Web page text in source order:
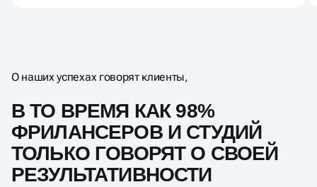
В ТО ВРЕМЯ КАК 98%
ФРИЛАНСЕРОВ И СТУДИЙ
ТОЛЬКО ГОВОРЯТ О СВОЕЙ